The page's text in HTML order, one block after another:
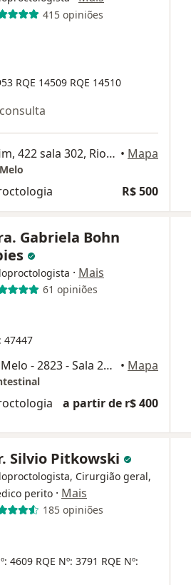
415 opiniões
RQE 14509 RQE 14510
Rua Conde de Bonfim, 422 sala 302, Rio de Janeiro • Mapa
R$ 500
Gabriela Bohn
· Mais
61 opiniões
47447
Avenida Cesário de Melo - 2823 - Sala 201 Campo Grande, Rio de Janeiro • Mapa
a partir de r$ 400
Silvio Pitkowski
Cirurgião geral,
perito · Mais
185 opiniões
4609 RQE Nº: 3791 RQE Nº: